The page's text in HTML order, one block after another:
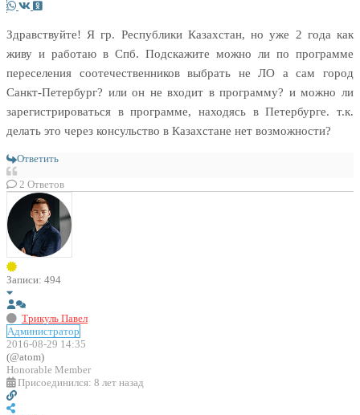
Здравствуйте! Я гр. Республики Казахстан, но уже 2 года как
живу и работаю в Спб. Подскажите можно ли по программе
переселения соотечественников выбрать не ЛО а сам город
Санкт-Петербург? или он не входит в программу? и можно ли
зарегистрироваться в программе, находясь в Петербурге. т.к.
делать это через консульство в Казахстане нет возможности?
Ответить
2 Ответов
Записи: 494
Трикуль Павел
Администратор
2016-08-29 14:35
(@atom)
Honorable Member
Присоединился: 8 лет назад